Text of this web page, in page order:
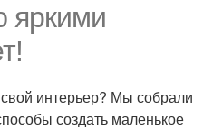
яркими
интерьер? Мы собрали
создать маленькое